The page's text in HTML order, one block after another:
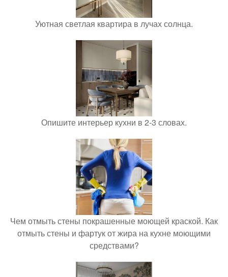
Уютная светлая квартира в лучах солнца.
Опишите интерьер кухни в 2-3 словах.
Чем отмыть стены покрашенные моющей краской. Как
отмыть стены и фартук от жира на кухне моющими
средствами?